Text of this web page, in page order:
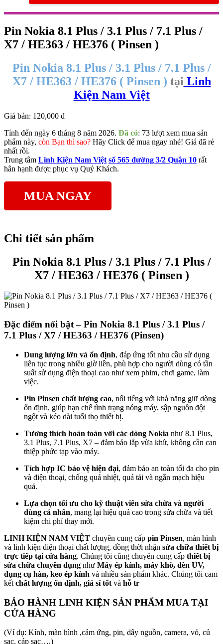
Pin Nokia 8.1 Plus / 3.1 Plus / 7.1 Plus /
X7 / HE363 / HE376 ( Pinsen )
Pin Nokia 8.1 Plus / 3.1 Plus / 7.1 Plus /
X7 / HE363 / HE376 ( Pinsen ) tại Linh
Kiện Nam Việt
Giá bán: 120,000 đ
Tính đến ngày 6 tháng 8 năm 2026. Đã có: 73 lượt xem mua sản
phẩm này, còn Bạn thì sao? Hãy Click để mua ngay nhé! Giá đã rẻ
nhất rồi.
Trung tâm Linh Kiện Nam Việt số 565 đường 3/2 Quận 10 rất
hân hạnh được phục vụ Quý Khách.
MUA NGAY
Chi tiết sản phẩm
Pin Nokia 8.1 Plus / 3.1 Plus / 7.1 Plus /
X7 / HE363 / HE376 ( Pinsen )
Đặc điểm nổi bật – Pin Nokia 8.1 Plus / 3.1 Plus /
7.1 Plus / X7 / HE363 / HE376 (Pinsen)
Dung lượng lớn và ổn định, đáp ứng tốt nhu cầu sử dụng
liên tục trong nhiều giờ liền, phù hợp cho người dùng có tần
suất sử dụng điện thoại cao như xem phim, chơi game, làm
việc.
Pin Pinsen chất lượng cao, nổi tiếng với khả năng giữ dòng
ổn định, giúp hạn chế tình trạng nóng máy, sập nguồn đột
ngột và kéo dài tuổi thọ thiết bị.
Tương thích hoàn toàn với các dòng Nokia như 8.1 Plus,
3.1 Plus, 7.1 Plus, X7 – đảm bảo lắp vừa khít, không cần can
thiệp phức tạp vào máy.
Tích hợp IC bảo vệ hiện đại, đảm bảo an toàn tối đa cho pin
và điện thoại, chống quá nhiệt, quá tải và ngắn mạch hiệu
quả.
Lựa chọn tối ưu cho kỹ thuật viên sửa chữa và người
dùng cá nhân, mang lại hiệu quả cao trong sửa chữa và tiết
kiệm chi phí thay mới.
LINH KIỆN NAM VIỆT chuyên cung cấp pin Pinsen, màn hình
và linh kiện điện thoại chất lượng, đồng thời nhận sửa chữa thiết bị
trực tiếp tại cửa hàng. Chúng tôi cũng chuyên cung cấp thiết bị
sửa chữa chuyên dụng như Máy ép kính, máy khò, đèn UV,
dụng cụ hàn, keo ép kính và nhiều sản phẩm khác. Chúng tôi cam
kết chất lượng ổn định, giá sỉ tốt và hỗ tr
BẢO HÀNH LINH KIỆN SẢN PHẨM MUA TẠI
CỬA HÀNG
(Ví dụ: Kính, màn hình ,cảm ứng, pin, dây nguồn, camera, vỏ, củ
sạc, cáp sạc….)